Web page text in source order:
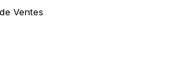
Ventes